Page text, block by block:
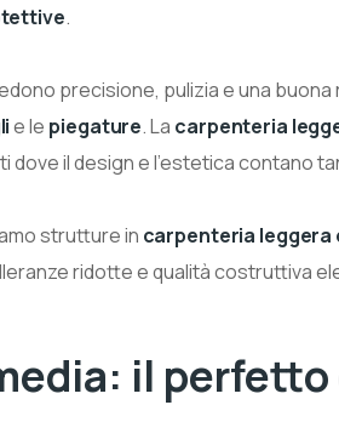
.
precisione, pulizia e una buona
e le piegature. La carpenteria
dove il design e l’estetica contano
strutture in carpenteria
ridotte e qualità costruttiva
il